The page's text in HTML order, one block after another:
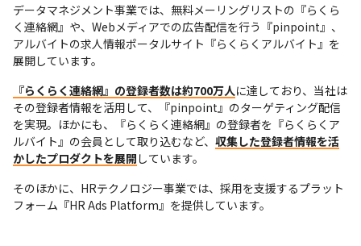
データマネジメント事業では、無料メーリングリストの『らくら
く連絡網』や、Webメディアでの広告配信を行う『pinpoint』、
アルバイトの求人情報ポータルサイト『らくらくアルバイト』を
展開しています。
『らくらく連絡網』の登録者数は約700万人に達しており、当社は
その登録者情報を活用して、『pinpoint』のターゲティング配信
を実現。ほかにも、『らくらく連絡網』の登録者を『らくらくア
ルバイト』の会員として取り込むなど、 収集した登録者情報を活
かしたプロダクトを展開 しています。
そのほかに、HRテクノロジー事業では、採用を支援するプラット
フォーム『HR Ads Platform』を提供しています。